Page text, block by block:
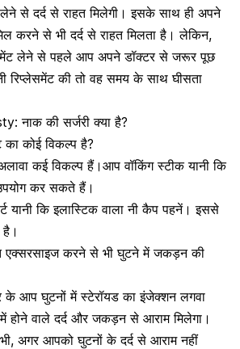
लेने से दर्द से राहत मिलेगी। इसके साथ ही अपने
करने से भी दर्द से राहत मिलता है। लेकिन,
लेने से पहले आप अपने डॉक्टर से जरूर पूछ
रिप्लेसमेंट की तो वह समय के साथ घीसता
नाक की सर्जरी क्या है?
का कोई विकल्प है?
कई विकल्प हैं। आप वॉकिंग स्टीक यानी कि
कर सकते हैं।
यानी कि इलास्टिक वाला नी कैप पहनें। इससे
एक्सरसाइज करने से भीघुटने में जकड़न की
के आप घुटनों मेंस्टेरॉयड का इंजेक्शन लगवा
वाले दर्द और जकड़न से आराम मिलेगा।
अगर आपको घुटनों के दर्द से आराम नहीं